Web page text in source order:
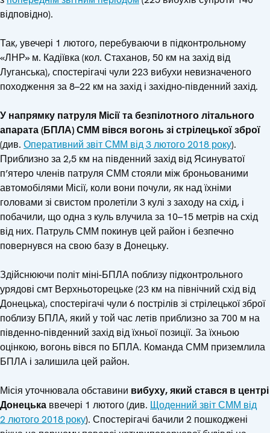
відповідно).
Так, увечері 1 лютого, перебуваючи в підконтрольному
«ЛНР» м. Кадіївка (кол. Стаханов, 50 км на захід від
Луганська), спостерігачі чули 223 вибухи невизначеного
походження за 8–22 км на захід і західно-південний захід.
У напрямку патруля Місії та безпілотного літального
апарата (БПЛА) СММ вівся вогонь зі стрілецької зброї
(див. Оперативний звіт СММ від 3 лютого 2018 року).
Приблизно за 2,5 км на південний захід від Ясинуватої
п’ятеро членів патруля СММ стояли між броньованими
автомобілями Місії, коли вони почули, як над їхніми
головами зі свистом пролетіли 3 кулі з заходу на схід, і
побачили, що одна з куль влучила за 10–15 метрів на схід
від них. Патруль СММ покинув цей район і безпечно
повернувся на свою базу в Донецьку.
Здійснюючи політ міні-БПЛА поблизу підконтрольного
урядові смт Верхньоторецьке (23 км на північний схід від
Донецька), спостерігачі чули 6 пострілів зі стрілецької зброї
поблизу БПЛА, який у той час летів приблизно за 700 м на
південно-південний захід від їхньої позиції. За їхньою
оцінкою, вогонь вівся по БПЛА. Команда СММ приземлила
БПЛА і залишила цей район.
Місія уточнювала обставини вибуху, який стався в центрі
Донецька ввечері 1 лютого (див. Щоденний звіт СММ від
2 лютого 2018 року). Спостерігачі бачили 2 пошкоджені